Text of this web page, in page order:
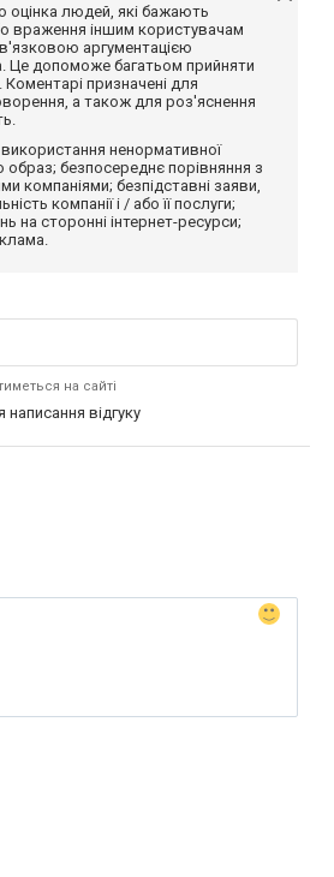
оцінка людей, які бажають
враження іншим користувачам
аргументацією
Це допоможе багатьом прийняти
призначені для
а також для роз'яснення
використання ненормативної
образ; безпосереднє порівняння з
компаніями; безпідставні заяви,
компанії і / або її послуги;
на сторонні інтернет-ресурси;
на сайті
написання відгуку